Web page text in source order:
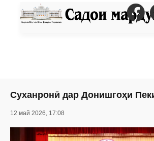
Суханронӣ дар Донишгоҳи
12 май 2026, 17:08